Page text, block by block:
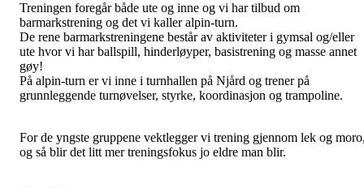
Treningen foregår både ute og inne og vi har tilbud om
barmarkstrening og det vi kaller alpin-turn.
De rene barmarkstreningene består av aktiviteter i gymsal og/eller
ute hvor vi har ballspill, hinderløyper, basistrening og masse annet
gøy!
På alpin-turn er vi inne i turnhallen på Njård og trener på
grunnleggende turnøvelser, styrke, koordinasjon og trampoline.
For de yngste gruppene vektlegger vi trening gjennom lek og
og så blir det litt mer treningsfokus jo eldre man blir.